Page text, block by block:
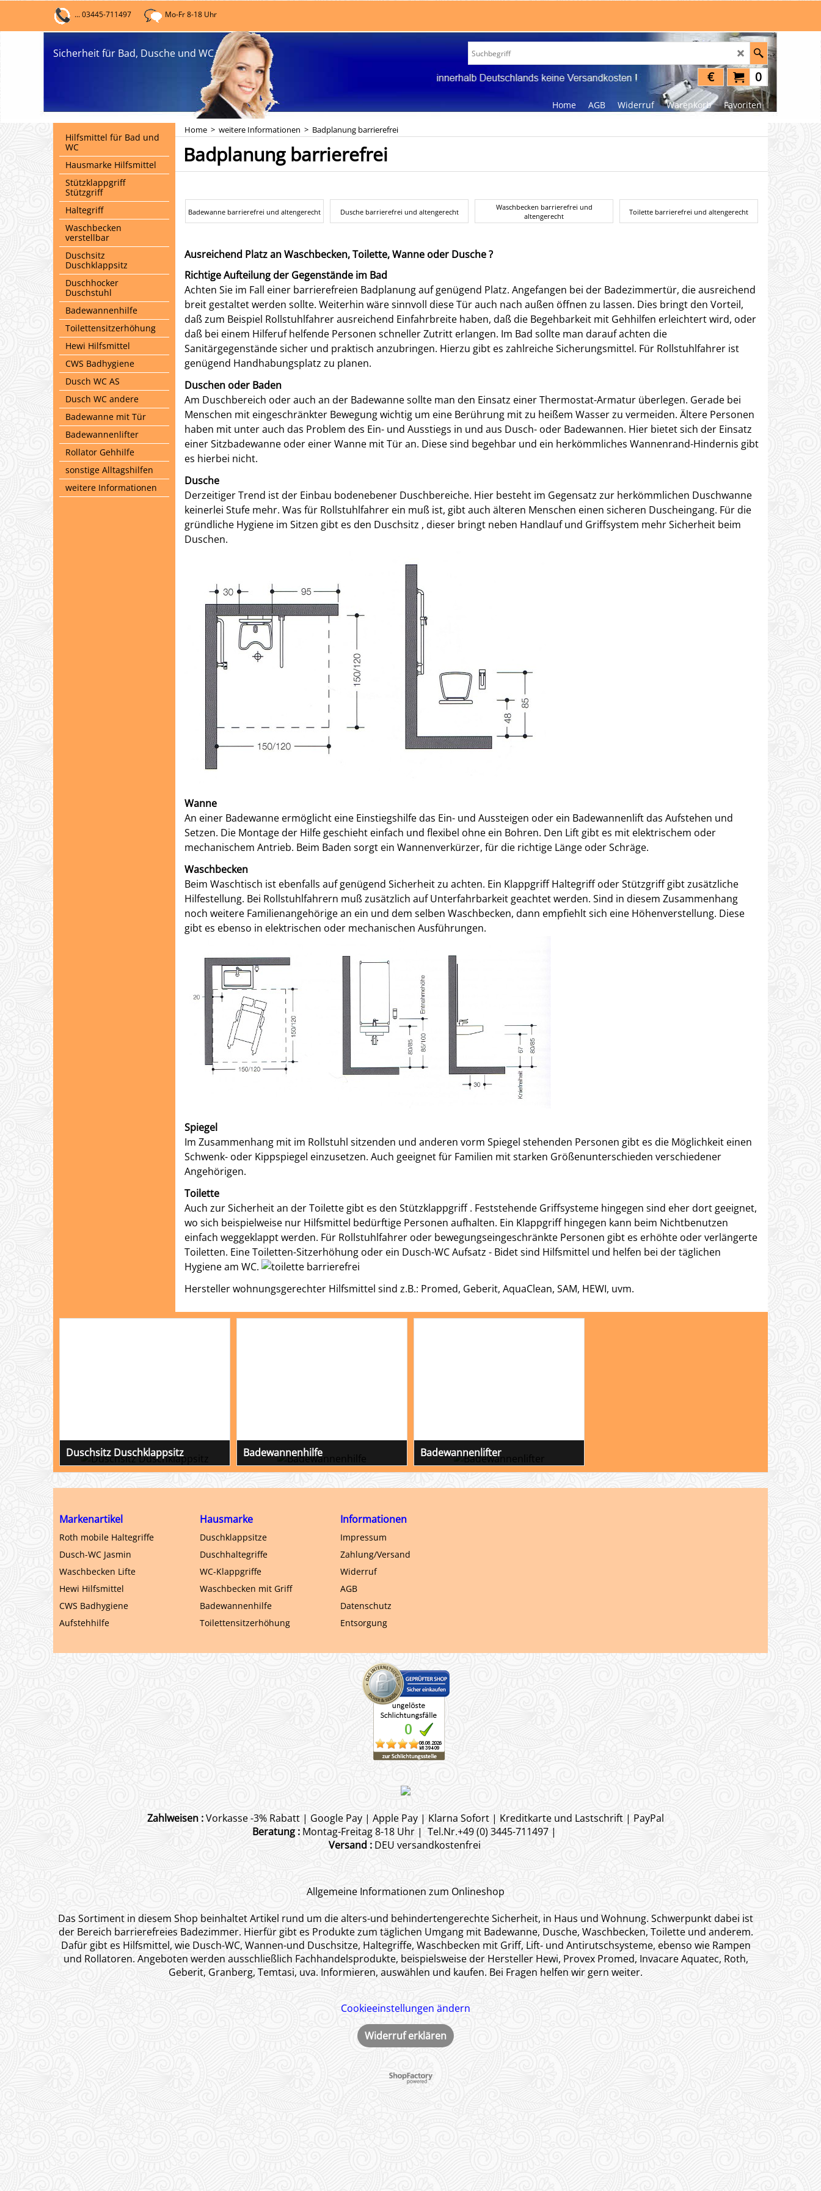
... 03445-711497 Mo-Fr 8-18 Uhr
Sicherheit für Bad, Dusche und WC
0
€
Home AGB Widerruf Warenkorb Favoriten
Hilfsmittel für Bad und
WC
Hausmarke Hilfsmittel
Stützklappgriff
Stützgriff
Haltegriff
Waschbecken
verstellbar
Duschsitz
Duschklappsitz
Duschhocker
Duschstuhl
Badewannenhilfe
Toilettensitzerhöhung
Hewi Hilfsmittel
CWS Badhygiene
Dusch WC AS
Dusch WC andere
Badewanne mit Tür
Badewannenlifter
Rollator Gehhilfe
sonstige Alltagshilfen
weitere Informationen
Home > weitere Informationen > Badplanung barrierefrei
Badplanung barrierefrei
Badewanne barrierefrei und altengerecht Dusche barrierefrei und altengerecht
Waschbecken barrierefrei und
altengerecht
Toilette barrierefrei und altengerecht
Ausreichend Platz an Waschbecken, Toilette, Wanne oder Dusche ?
Richtige Aufteilung der Gegenstände im Bad
Achten Sie im Fall einer barrierefreien Badplanung auf genügend Platz. Angefangen bei der Badezimmertür, die ausreichend
breit gestaltet werden sollte. Weiterhin wäre sinnvoll diese Tür auch nach außen öffnen zu lassen. Dies bringt den Vorteil,
daß zum Beispiel Rollstuhlfahrer ausreichend Einfahrbreite haben, daß die Begehbarkeit mit Gehhilfen erleichtert wird, oder
daß bei einem Hilferuf helfende Personen schneller Zutritt erlangen. Im Bad sollte man darauf achten die
Sanitärgegenstände sicher und praktisch anzubringen. Hierzu gibt es zahlreiche Sicherungsmittel. Für Rollstuhlfahrer ist
genügend Handhabungsplatz zu planen.
Duschen oder Baden
Am Duschbereich oder auch an der Badewanne sollte man den Einsatz einer Thermostat-Armatur überlegen. Gerade bei
Menschen mit eingeschränkter Bewegung wichtig um eine Berührung mit zu heißem Wasser zu vermeiden. Ältere Personen
haben mit unter auch das Problem des Ein- und Ausstiegs in und aus Dusch- oder Badewannen. Hier bietet sich der Einsatz
einer Sitzbadewanne oder einer Wanne mit Tür an. Diese sind begehbar und ein herkömmliches Wannenrand-Hindernis gibt
es hierbei nicht.
Dusche
Derzeitiger Trend ist der Einbau bodenebener Duschbereiche. Hier besteht im Gegensatz zur herkömmlichen Duschwanne
keinerlei Stufe mehr. Was für Rollstuhlfahrer ein muß ist, gibt auch älteren Menschen einen sicheren Duscheingang. Für die
gründliche Hygiene im Sitzen gibt es den Duschsitz , dieser bringt neben Handlauf und Griffsystem mehr Sicherheit beim
Duschen.
Wanne
An einer Badewanne ermöglicht eine Einstiegshilfe das Ein- und Aussteigen oder ein Badewannenlift das Aufstehen und
Setzen. Die Montage der Hilfe geschieht einfach und flexibel ohne ein Bohren. Den Lift gibt es mit elektrischem oder
mechanischem Antrieb. Beim Baden sorgt ein Wannenverkürzer, für die richtige Länge oder Schräge.
Waschbecken
Beim Waschtisch ist ebenfalls auf genügend Sicherheit zu achten. Ein Klappgriff Haltegriff oder Stützgriff gibt zusätzliche
Hilfestellung. Bei Rollstuhlfahrern muß zusätzlich auf Unterfahrbarkeit geachtet werden. Sind in diesem Zusammenhang
noch weitere Familienangehörige an ein und dem selben Waschbecken, dann empfiehlt sich eine Höhenverstellung. Diese
gibt es ebenso in elektrischen oder mechanischen Ausführungen.
Spiegel
Im Zusammenhang mit im Rollstuhl sitzenden und anderen vorm Spiegel stehenden Personen gibt es die Möglichkeit einen
Schwenk- oder Kippspiegel einzusetzen. Auch geeignet für Familien mit starken Größenunterschieden verschiedener
Angehörigen.
Toilette
Auch zur Sicherheit an der Toilette gibt es den Stützklappgriff . Feststehende Griffsysteme hingegen sind eher dort geeignet,
wo sich beispielweise nur Hilfsmittel bedürftige Personen aufhalten. Ein Klappgriff hingegen kann beim Nichtbenutzen
einfach weggeklappt werden. Für Rollstuhlfahrer oder bewegungseingeschränkte Personen gibt es erhöhte oder verlängerte
Toiletten. Eine Toiletten-Sitzerhöhung oder ein Dusch-WC Aufsatz - Bidet sind Hilfsmittel und helfen bei der täglichen
Hygiene am WC.
Hersteller wohnungsgerechter Hilfsmittel sind z.B.: Promed, Geberit, AquaClean, SAM, HEWI, uvm.
Duschsitz Duschklappsitz
Ein Einhänge - Duschsitz oder ein
Einschränkungen und fehlende Kondition
Sitzstatik und ermöglichen ein einfaches
Badewannenhilfe
Aus- und Einstiegshilfe
Badewannenlifter
Badewannen. Für Menschen denen das
Markenartikel
Roth mobile Haltegriffe
Dusch-WC Jasmin
Waschbecken Lifte
Hewi Hilfsmittel
CWS Badhygiene
Aufstehhilfe
Hausmarke
Duschklappsitze
Duschhaltegriffe
WC-Klappgriffe
Waschbecken mit Griff
Badewannenhilfe
Toilettensitzerhöhung
Informationen
Impressum
Zahlung/Versand
Widerruf
AGB
Datenschutz
Entsorgung
Zahlweisen :Vorkasse -3% Rabatt | Google Pay | Apple Pay | Klarna Sofort | Kreditkarte und Lastschrift | PayPal
Beratung : Montag-Freitag 8-18 Uhr | Tel.Nr.+49 (0) 3445-711497 |
Versand :DEU versandkostenfrei
Allgemeine Informationen zum Onlineshop
Das Sortiment in diesem Shop beinhaltet Artikel rund um die alters-und behindertengerechte Sicherheit, in Haus und Wohnung. Schwerpunkt dabei ist
der Bereich barrierefreies Badezimmer. Hierfür gibt es Produkte zum täglichen Umgang mit Badewanne, Dusche, Waschbecken, Toilette und anderem.
Dafür gibt es Hilfsmittel, wie Dusch-WC, Wannen-und Duschsitze, Haltegriffe, Waschbecken mit Griff, Lift- und Antirutschsysteme, ebenso wie Rampen
und Rollatoren. Angeboten werden ausschließlich Fachhandelsprodukte, beispielsweise der Hersteller Hewi, Provex Promed, Invacare Aquatec, Roth,
Geberit, Granberg, Temtasi, uva. Informieren, auswählen und kaufen. Bei Fragen helfen wir gern weiter.
Cookieeinstellungen ändern
Widerruf erklären
WebShop erstellt mit ShopFactory Shop Software.